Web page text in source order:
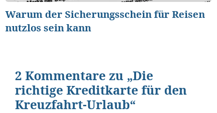
Warum der Sicherungsschein für Reisen
nutzlos sein kann
2 Kommentare zu „Die
richtige Kreditkarte für den
Kreuzfahrt-Urlaub“